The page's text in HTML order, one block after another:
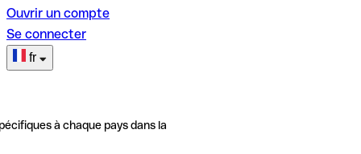
Ouvrir un compte
Se connecter
fr
à chaque pays dans la